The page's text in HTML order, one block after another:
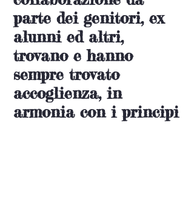
parte dei genitori, ex
alunni ed altri,
trovano e hanno
sempre trovato
accoglienza, in
armonia con i principi